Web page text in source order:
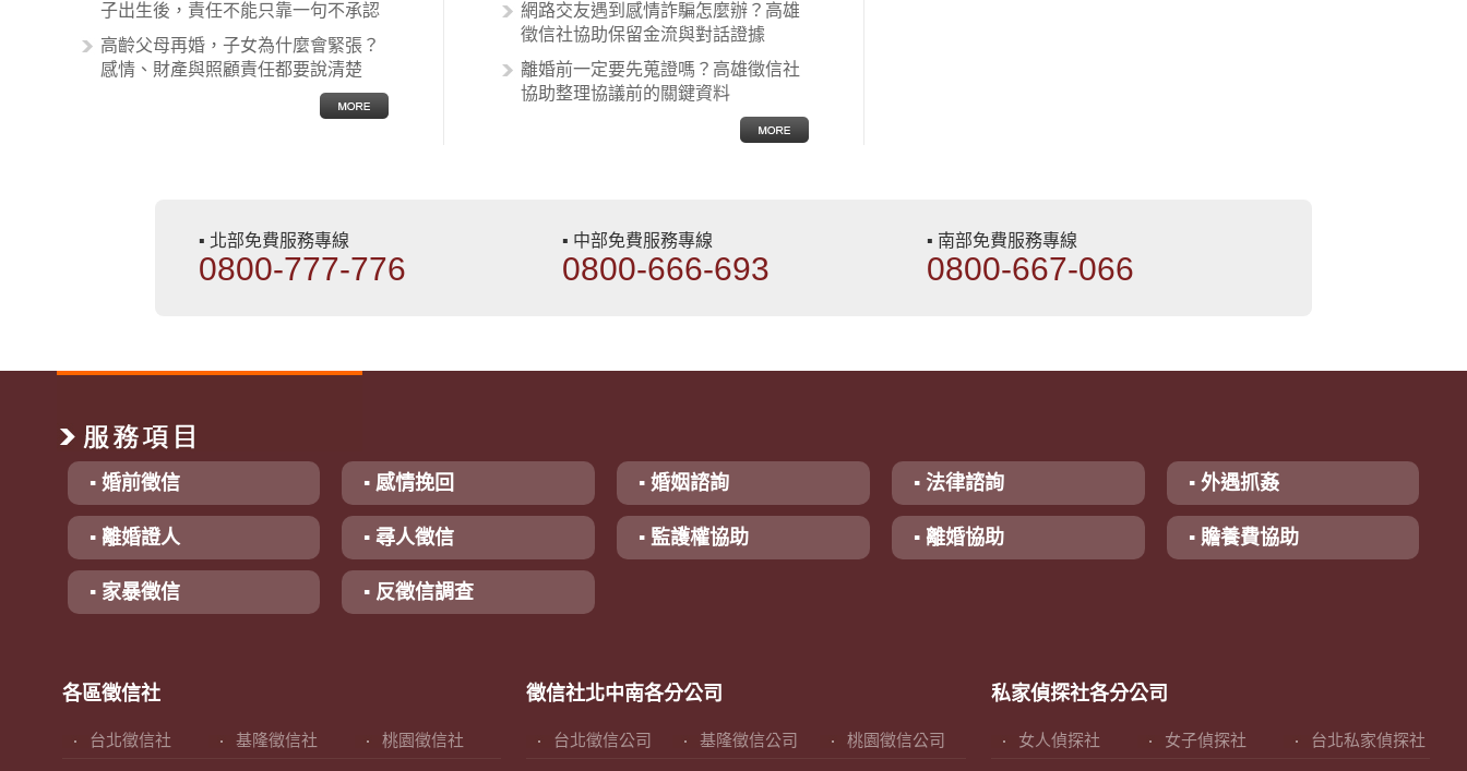
子出生後，責任不能只靠一句不承認
高齡父母再婚，子女為什麼會緊張？
感情、財產與照顧責任都要說清楚
網路交友遇到感情詐騙怎麼辦？高雄
徵信社協助保留金流與對話證據
離婚前一定要先蒐證嗎？高雄徵信社
協助整理協議前的關鍵資料
▪ 北部免費服務專線
0800-777-776
▪ 中部免費服務專線
0800-666-693
▪ 南部免費服務專線
0800-667-066
▪ 婚前徵信 ▪ 感情挽回 ▪ 婚姻諮詢 ▪ 法律諮詢 ▪ 外遇抓姦
▪ 離婚證人 ▪ 尋人徵信 ▪ 監護權協助 ▪ 離婚協助 ▪ 贍養費協助
▪ 家暴徵信 ▪ 反徵信調查
各區徵信社
台北徵信社 基隆徵信社 桃園徵信社
徵信社北中南各分公司
台北徵信公司 基隆徵信公司 桃園徵信公司
私家偵探社各分公司
女人偵探社 女子偵探社 台北私家偵探社